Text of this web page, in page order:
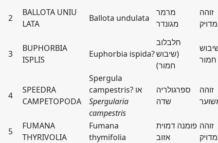
2
BALLOTA UNIU
LATA
Ballota undulata
מרמר
מגונדר
זוהה
3
BUPHORBIA
ISPLIS
Euphorbia ispida?
חלבלוב
(שיבוש
חמור)
חמור
4
SPEEDRA
CAMPETOPODA
Spergula
campestris? או
Spergularia
campestris
ספרגולריה
שדה
זוהה
5
FUMANA
THYRIVOLIA
Fumana
thymifolia
פומנה דמוית
אזוב
זוהה